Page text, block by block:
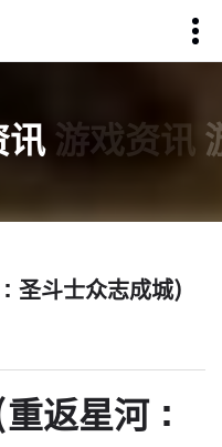
讯 游戏资讯
圣斗士众志成城)
返星河：